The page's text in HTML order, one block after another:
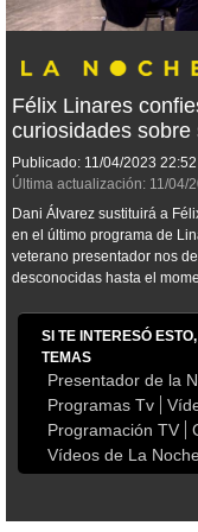
Félix Linares
curiosidades sobre
Publicado: 11/04/2023 22:52
Última actualización: 11/04/
Dani Álvarez sustituirá a
en el último programa de
veterano presentador nos
desconocidas hasta el
SI TE INTERESÓ
TEMAS
Presentador de la
Programas Tv
Programación TV
Vídeos de La